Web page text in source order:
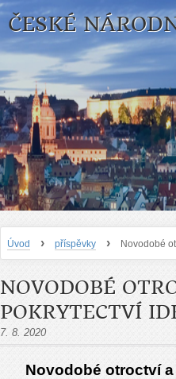
ČESKÉ
Úvod › příspěvky › Novodobé
NOVODOBÉ
POKRYTECTVÍ
7. 8. 2020
Novodobé otroctví